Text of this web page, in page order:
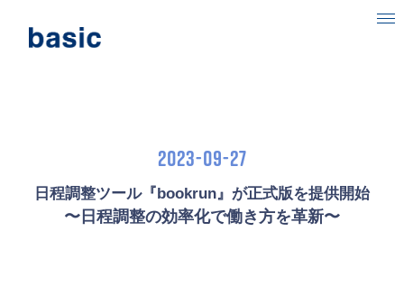
目指す社会
ニュース
2023-09-27
日程調整ツール『bookrun』が正式版を提供開始
〜日程調整の効率化で働き方を革新〜